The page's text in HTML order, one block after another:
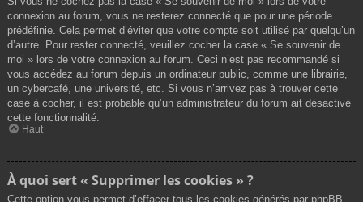
connexion au forum, vous ne resterez connecté que pour une période
prédéfinie. Cela permet d’éviter que votre compte soit utilisé par quelqu’un
d’autre. Pour rester connecté, veuillez cocher la case « Se souvenir de
moi » lors de votre connexion au forum. Ceci n’est pas recommandé si
vous accédez au forum depuis un ordinateur public, comme une librairie,
un cybercafé, une université, etc. Si vous n’arrivez pas à trouver cette
case à cocher, il est probable qu’un administrateur du forum ait désactivé
cette fonctionnalité.
Haut
À quoi sert « Supprimer les cookies » ?
Cette option vous permet d’effacer tous les cookies générés par phpBB